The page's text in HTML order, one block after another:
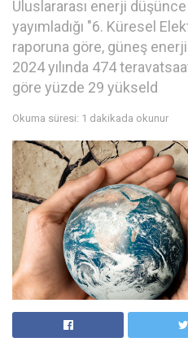
Uluslararası enerji
yayımladığı "6. Küresel
raporuna göre, güneş
2024 yılında 474
göre yüzde 29 yükseld
Okuma süresi: 1 dakikada okunur